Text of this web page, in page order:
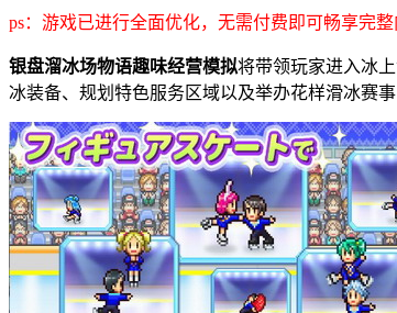
ps：游戏已进行全面优化，无需付费即可畅享完
银盘溜冰场物语趣味经营模拟将带领玩家进入冰
冰装备、规划特色服务区域以及举办花样滑冰赛